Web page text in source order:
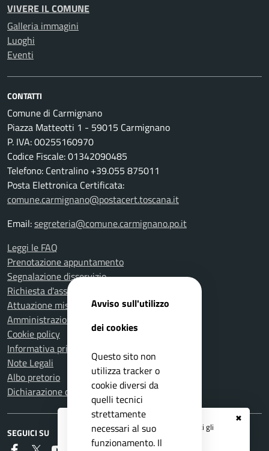
✖
Registrati ai serviziAPP IO
e ricevi tutti gli
aggiornamenti dall'Ente
VIVERE IL COMUNE
Galleria immagini
Luoghi
Eventi
CONTATTI
Comune di Carmignano
Piazza Matteotti 1 - 59015 Carmignano
P. IVA: 00255160970
Codice Fiscale: 01342090485
Telefono: Centralino +39.055 875011
Posta Elettronica Certificata:
comune.carmignano@postacert.toscana.it
Email:segreteria@comune.carmignano.po.it
Leggi le FAQ
Prenotazione appuntamento
Segnalazione disservizio
Richiesta d'assistenza
Attuazione misure PNRR
Amministrazione trasparente
Cookie policy
Informativa privacy
Note Legali
Albo pretorio
Dichiarazione di accessibilità
SEGUICI SU
Avviso sull'utilizzo
dei cookies
Questo sito non
utilizza tracker o
cookie diversi da
quelli tecnici
strettamente
necessari al suo
funzionamento. Il